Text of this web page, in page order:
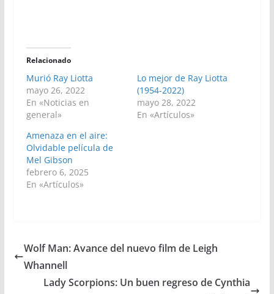
Relacionado
Murió Ray Liotta
mayo 26, 2022
En «Noticias en
general»
Lo mejor de Ray Liotta
(1954-2022)
mayo 28, 2022
En «Artículos»
Amenaza en el aire:
Olvidable película de
Mel Gibson
febrero 6, 2025
En «Artículos»
Wolf Man: Avance del nuevo film de Leigh
Whannell
Lady Scorpions: Un buen regreso de Cynthia